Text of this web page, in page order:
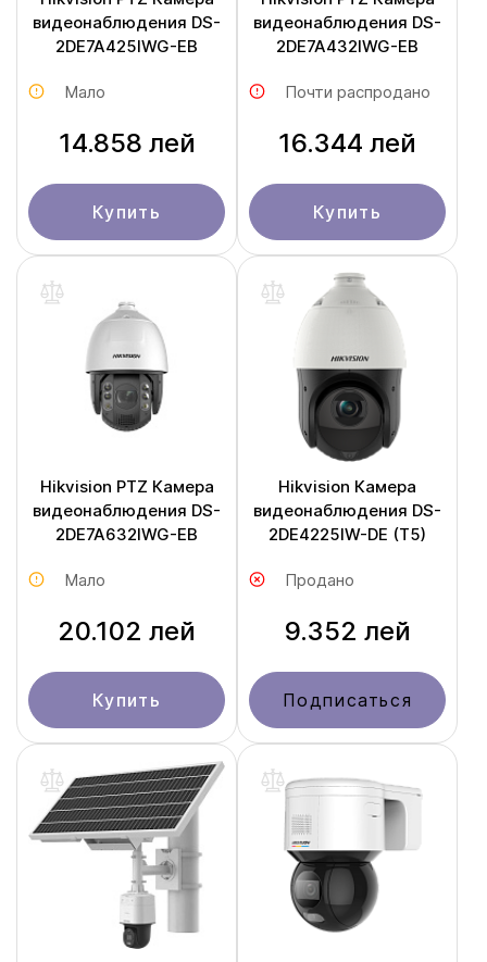
видеонаблюдения DS-
2DE7A425IWG-EB
Мало
14.858 лей
Купить
видеонаблюдения DS-
2DE7A432IWG-EB
Почти распродано
16.344 лей
Купить
Hikvision PTZ Камера
видеонаблюдения DS-
2DE7A632IWG-EB
Мало
20.102 лей
Купить
Hikvision Камера
видеонаблюдения DS-
2DE4225IW-DE (T5)
Продано
9.352 лей
Подписаться